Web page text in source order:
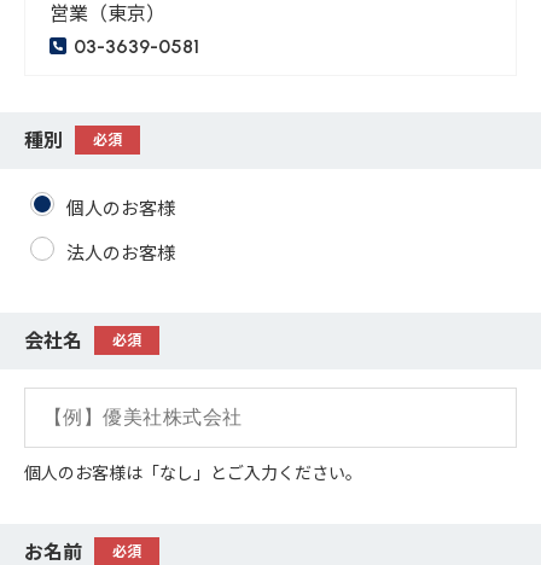
営業（東京）
03-3639-0581
種別 必須
個人のお客様
法人のお客様
会社名 必須
個人のお客様は「なし」とご入力ください。
お名前 必須